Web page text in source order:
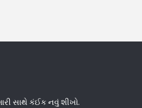
સાથે કંઈક નવું શીખો.